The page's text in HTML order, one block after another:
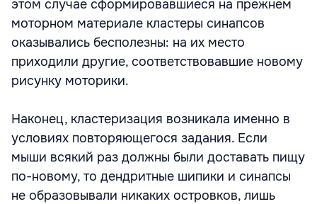
этом случае сформировавшиеся на прежнем
моторном материале кластеры синапсов
оказывались бесполезны: на их место
приходили другие, соответствовавшие новому
рисунку моторики.
Наконец, кластеризация возникала именно в
условиях повторяющегося задания. Если
мыши всякий раз должны были доставать пищу
по-новому, то дендритные шипики и синапсы
не образовывали никаких островков, лишь